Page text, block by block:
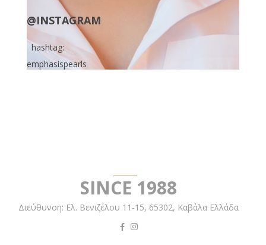
@INSTAGRAM
hashtag:
emphasispearls
SINCE 1988
Διεύθυνση: Ελ. Βενιζέλου 11-15, 65302, Καβάλα Ελλάδα